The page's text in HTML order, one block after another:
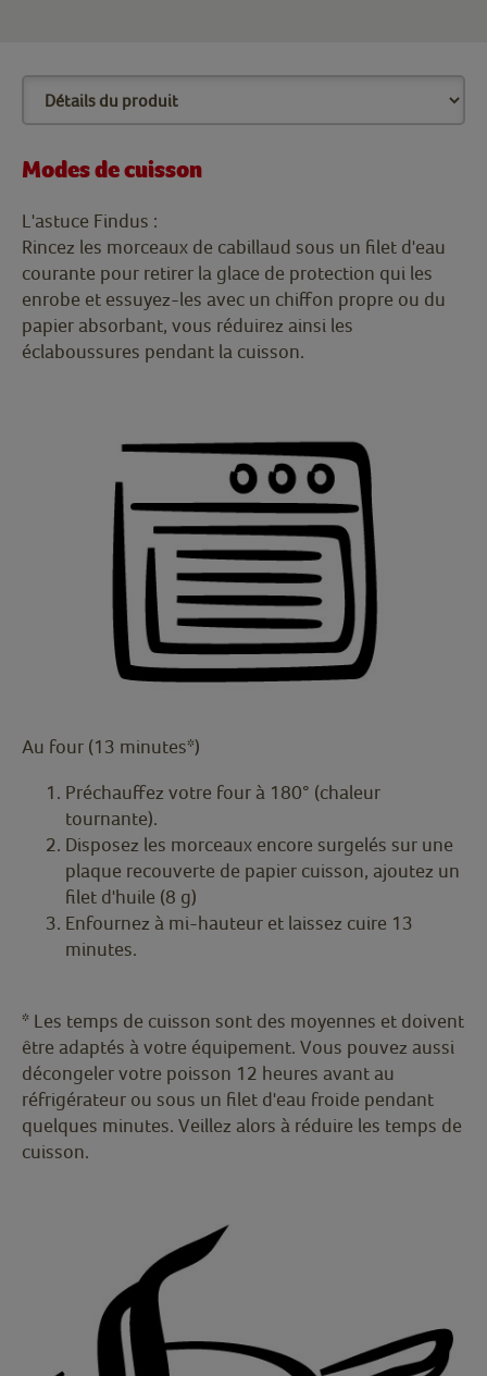
Modes de cuisson
L'astuce Findus :
Rincez les morceaux de cabillaud sous un filet d'eau
courante pour retirer la glace de protection qui les
enrobe et essuyez-les avec un chiffon propre ou du
papier absorbant, vous réduirez ainsi les
éclaboussures pendant la cuisson.
Au four (13 minutes*)
Préchauffez votre four à 180° (chaleur
tournante).
Disposez les morceaux encore surgelés sur une
plaque recouverte de papier cuisson, ajoutez un
filet d'huile (8 g)
Enfournez à mi-hauteur et laissez cuire 13
minutes.
* Les temps de cuisson sont des moyennes et doivent
être adaptés à votre équipement. Vous pouvez aussi
décongeler votre poisson 12 heures avant au
réfrigérateur ou sous un filet d'eau froide pendant
quelques minutes. Veillez alors à réduire les temps de
cuisson.